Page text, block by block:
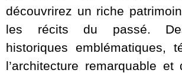
découvrirez un riche
les récits du passé.
historiques emblématiques,
l’architecture remarquable et